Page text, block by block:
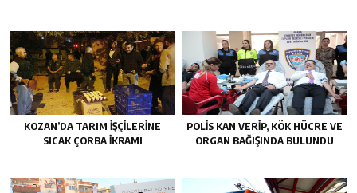
KOZAN’DA TARIM IŞÇILERINE
SICAK ÇORBA IKRAMI
POLİS KAN VERİP, KÖK HÜCRE VE
ORGAN BAĞIŞINDA BULUNDU